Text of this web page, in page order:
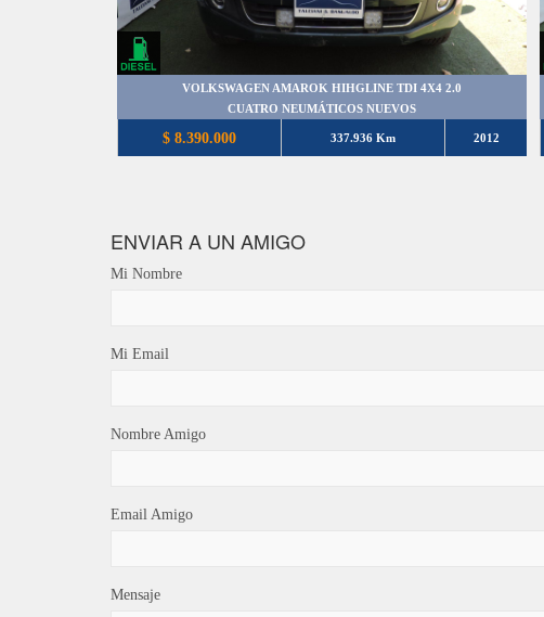
VOLKSWAGEN AMAROK HIHGLINE TDI 4X4 2.0
CUATRO NEUMÁTICOS NUEVOS
$ 8.390.000 337.936 Km 2012
ENVIAR A UN AMIGO
Mi Nombre
Mi Email
Nombre Amigo
Email Amigo
Mensaje